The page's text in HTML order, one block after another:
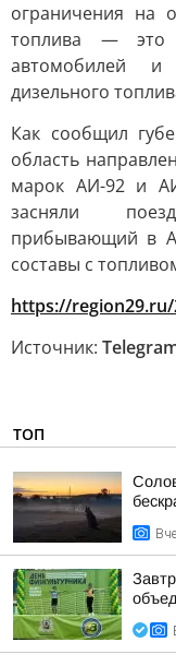
ограничения на
топлива — это
автомобилей и
дизельного
Как сообщил
область
марок АИ-92 и
засняли
прибывающий в
составы с
https://region29.ru/
Источник:
ТОП